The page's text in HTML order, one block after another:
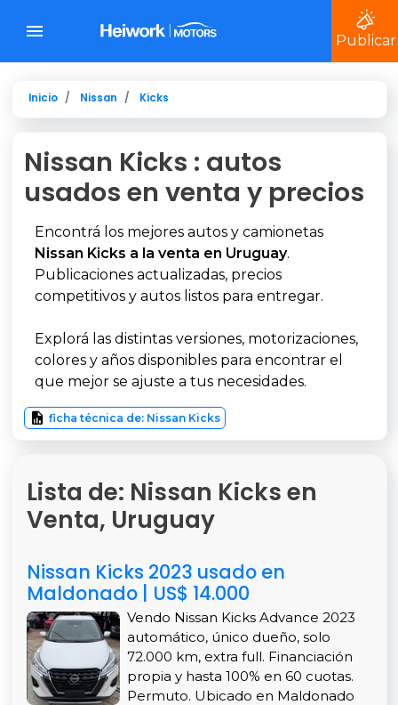
Publicar
Inicio Nissan Kicks
Nissan Kicks : autos
usados en venta y precios
Encontrá los mejores autos y camionetas
Nissan Kicks a la venta en Uruguay.
Publicaciones actualizadas, precios
competitivos y autos listos para entregar.
Explorá las distintas versiones, motorizaciones,
colores y años disponibles para encontrar el
que mejor se ajuste a tus necesidades.
ficha técnica de: Nissan Kicks
Lista de: Nissan Kicks en
Venta, Uruguay
Nissan Kicks 2023 usado en
Maldonado | US$ 14.000
Vendo Nissan Kicks Advance 2023
automático, único dueño, solo
72.000 km, extra full. Financiación
propia y hasta 100% en 60 cuotas.
Permuto. Ubicado en Maldonado